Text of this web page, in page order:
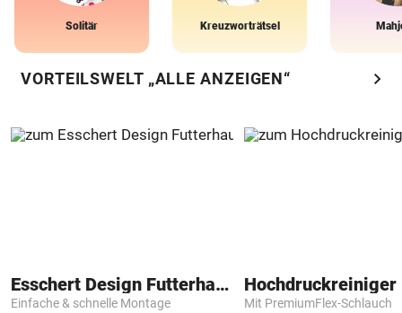
Solitär Kreuzworträtsel
VORTEILSWELT „ALLE ANZEIGEN“ chevron_right
Esschert Design Futterhaus
Einfache & schnelle Montage
Hochdruckreiniger
Mit PremiumFlex-Schlauch